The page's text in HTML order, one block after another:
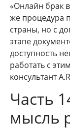
«Онлайн брак
же процедура
страны, но с
этапе
доступность
работать с
консультант
Часть
мысль